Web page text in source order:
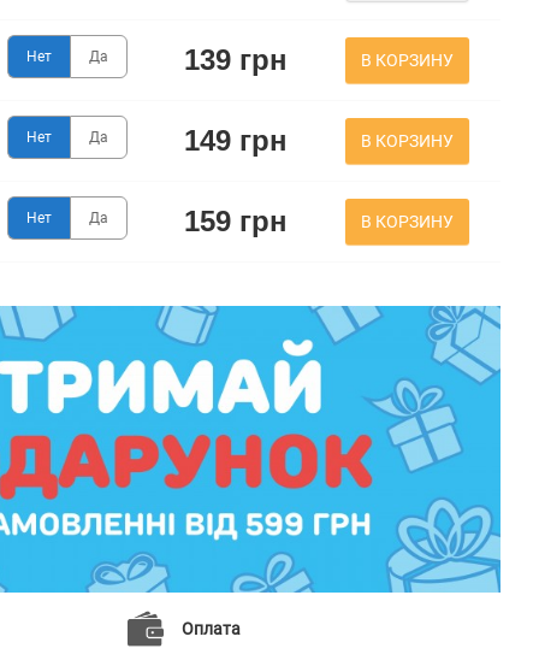
Нет Да 139 грн В КОРЗИНУ
Нет Да 149 грн В КОРЗИНУ
Нет Да 159 грн В КОРЗИНУ
Оплата